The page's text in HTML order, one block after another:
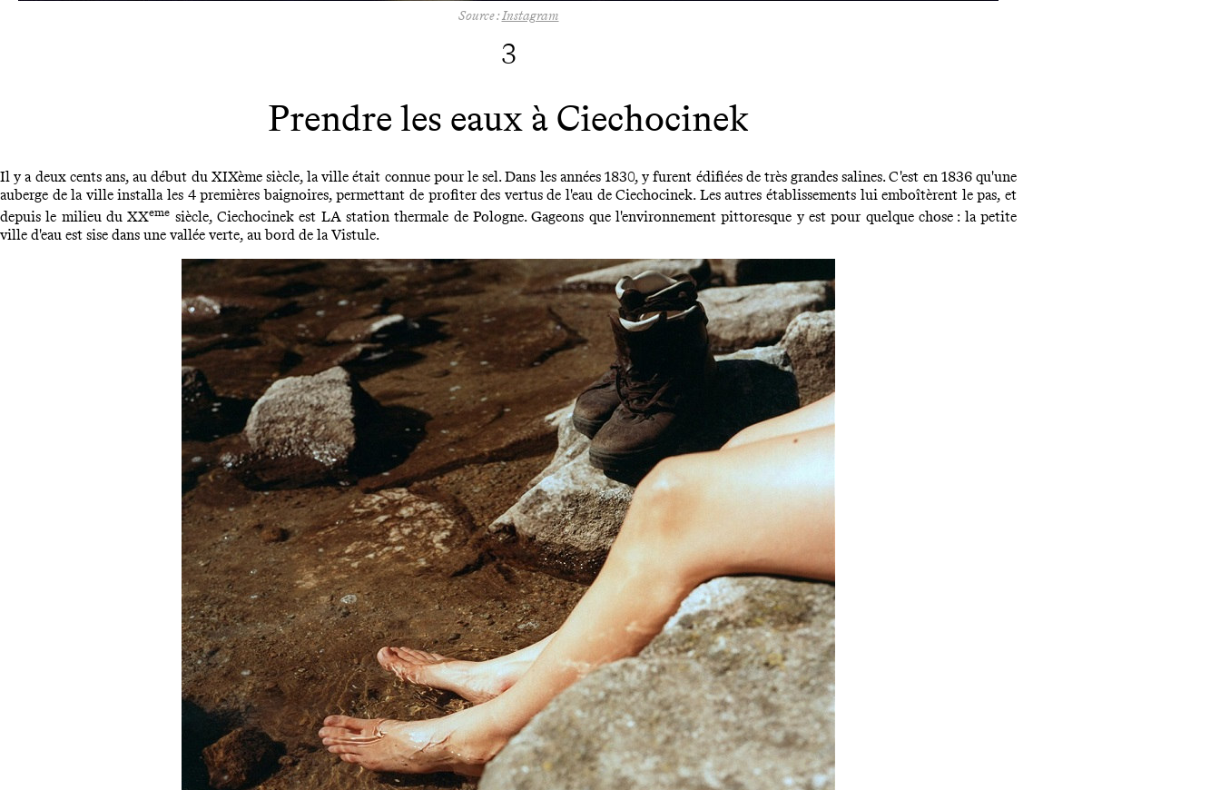
Source :Instagram
3
Prendre les eaux à Ciechocinek
Il y a deux cents ans, au début du XIXème siècle, la ville était connue pour le sel. Dans les années 1830, y furent édifiées de très grandes salines. C'est en 1836 qu'une
auberge de la ville installa les 4 premières baignoires, permettant de profiter des vertus de l'eau de Ciechocinek. Les autres établissements lui emboîtèrent le pas, et
depuis le milieu du XXeme siècle, Ciechocinek est LA station thermale de Pologne. Gageons que l'environnement pittoresque y est pour quelque chose : la petite
ville d'eau est sise dans une vallée verte, au bord de la Vistule.